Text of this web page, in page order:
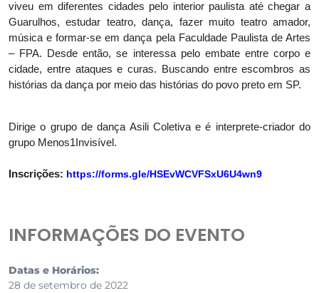
viveu em diferentes cidades pelo interior paulista até chegar a
Guarulhos, estudar teatro, dança, fazer muito teatro amador,
música e formar-se em dança pela Faculdade Paulista de Artes
– FPA. Desde então, se interessa pelo embate entre corpo e
cidade, entre ataques e curas. Buscando entre escombros as
histórias da dança por meio das histórias do povo preto em SP.
Dirige o grupo de dança Asili Coletiva e é interprete-criador do
grupo Menos1Invisível.
Inscrições: https://forms.gle/HSEvWCVFSxU6U4wn9
INFORMAÇÕES DO EVENTO
Datas e Horários:
28 de setembro de 2022